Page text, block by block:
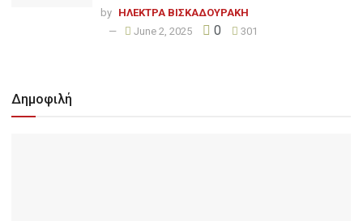
by ΗΛΕΚΤΡΑ ΒΙΣΚΑΔΟΥΡΑΚΗ
June 2, 2025
0 301
Δημοφιλή